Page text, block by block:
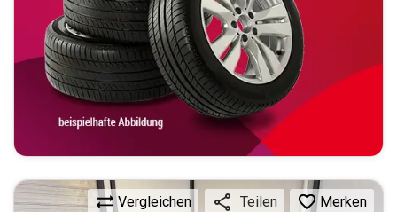
Vergleichen Teilen Merken